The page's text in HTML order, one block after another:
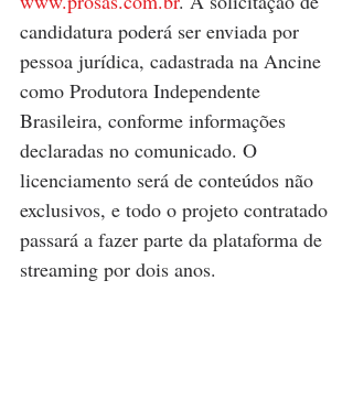
candidatura poderá ser enviada por
pessoa jurídica, cadastrada na Ancine
como Produtora Independente
Brasileira, conforme informações
declaradas no comunicado. O
licenciamento será de conteúdos não
exclusivos, e todo o projeto contratado
passará a fazer parte da plataforma de
streaming por dois anos.